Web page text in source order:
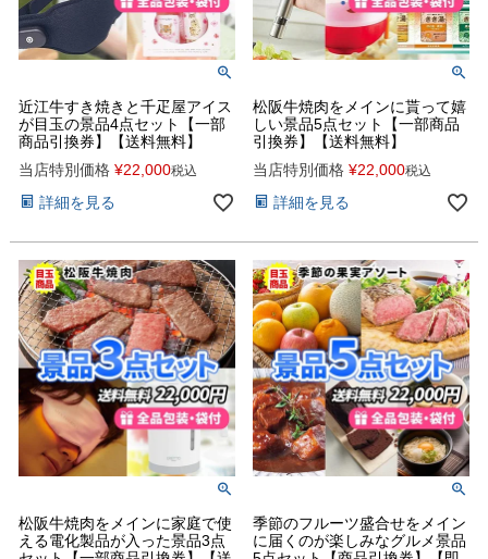
近江牛すき焼きと千疋屋アイス
が目玉の景品4点セット【一部
商品引換券】【送料無料】
当店特別価格 ¥22,000税込
詳細を見る
松阪牛焼肉をメインに貰って嬉
しい景品5点セット【一部商品
引換券】【送料無料】
当店特別価格 ¥22,000税込
詳細を見る
松阪牛焼肉をメインに家庭で使
える電化製品が入った景品3点
季節のフルーツ盛合せをメイン
に届くのが楽しみなグルメ景品